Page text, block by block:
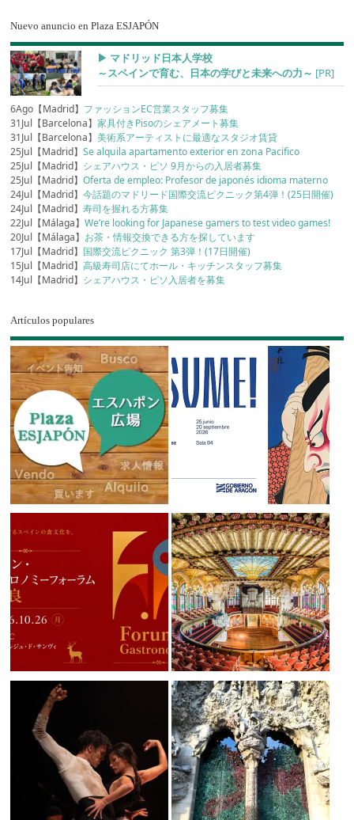
Nuevo anuncio en Plaza ESJAPÓN
▶︎ マドリッド日本人学校
～スペインで育む、日本の学びと未来への力～ [PR]
6Ago【Madrid】 ファッションEC営業スタッフ募集
31Jul【Barcelona】家具付きPisoのシェアメート募集
31Jul【Barcelona】美術系アーティストに最適なスタジオ賃貸
25Jul【Madrid】Se alquila apartamento exterior en zona Pacifico
25Jul【Madrid】 シェアハウス・ピソ 9月からの入居者募集
25Jul【Madrid】Oferta de empleo: Profesor de japonés idioma materno
24Jul【Madrid】今話題のマドリード国際交流ピクニック第4弾！(25日開催)
24Jul【Madrid】寿司を握れる方募集
22Jul【Málaga】We’re looking for Japanese gamers to test video games!
20Jul【Málaga】 お茶・情報交換できる方を探しています
17Jul【Madrid】 国際交流ピクニック 第3弾！(17日開催)
15Jul【Madrid】高級寿司店にてホール・キッチンスタッフ募集
14Jul【Madrid】 シェアハウス・ピソ入居者を募集
Artículos populares